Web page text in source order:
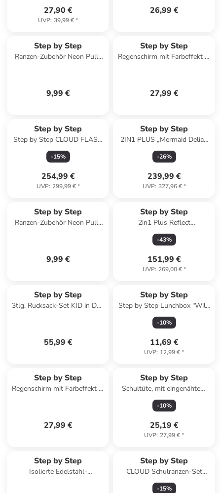
27,90 €
UVP: 39,99 €*
26,99 €
Step by Step
Ranzen-Zubehör Neon Pull-
9,99 €
Step by Step
Regenschirm mit Farbeffekt in
27,99 €
Step by Step
Step by Step CLOUD FLASH
Schulranzen-Set "Butterfly
Luna", 5-teilig
-15%
254,99 €
UVP: 299,99 €*
Step by Step
2IN1 PLUS „Mermaid Delia“,
9-teilig, blau in Mermaid Delia
-26%
239,99 €
UVP: 327,96 €*
Step by Step
Ranzen-Zubehör Neon Pull-
9,99 €
Step by Step
2in1 Plus Reflect
Schulranzen-Set 6tlg. in
rainbow colibri
-43%
151,99 €
UVP: 269,00 €*
Step by Step
3tlg. Rucksack-Set KID in Dog
55,99 €
Step by Step
Step by Step Lunchbox "Wild
T-Rex Taro", Schwarz
-10%
11,69 €
UVP: 12,99 €*
Step by Step
Regenschirm mit Farbeffekt in
27,99 €
Step by Step
Schultüte, mit eingenähtem
Bändchen in Horse Lima
-10%
25,19 €
UVP: 27,99 €*
Step by Step
Isolierte Edelstahl-
Step by Step
CLOUD Schulranzen-Set
Bagger Rocco 5-tlg. in grün
-15%